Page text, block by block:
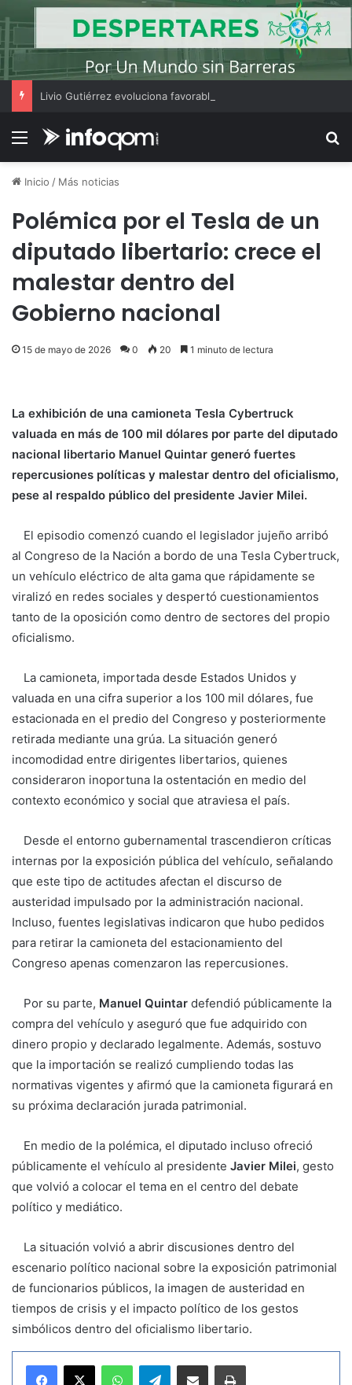
Menú
Inicio / Más noticias
Polémica por el Tesla de un
diputado libertario: crece el
malestar dentro del
Gobierno nacional
15 de mayo de 2026 0 20 1 minuto de lectura
La exhibición de una camioneta Tesla Cybertruck
valuada en más de 100 mil dólares por parte del diputado
nacional libertario Manuel Quintar generó fuertes
repercusiones políticas y malestar dentro del oficialismo,
pese al respaldo público del presidente Javier Milei.
El episodio comenzó cuando el legislador jujeño arribó
al Congreso de la Nación a bordo de una Tesla Cybertruck,
un vehículo eléctrico de alta gama que rápidamente se
viralizó en redes sociales y despertó cuestionamientos
tanto de la oposición como dentro de sectores del propio
oficialismo.
La camioneta, importada desde Estados Unidos y
valuada en una cifra superior a los 100 mil dólares, fue
estacionada en el predio del Congreso y posteriormente
retirada mediante una grúa. La situación generó
incomodidad entre dirigentes libertarios, quienes
consideraron inoportuna la ostentación en medio del
contexto económico y social que atraviesa el país.
Desde el entorno gubernamental trascendieron críticas
internas por la exposición pública del vehículo, señalando
que este tipo de actitudes afectan el discurso de
austeridad impulsado por la administración nacional.
Incluso, fuentes legislativas indicaron que hubo pedidos
para retirar la camioneta del estacionamiento del
Congreso apenas comenzaron las repercusiones.
Por su parte, Manuel Quintar defendió públicamente la
compra del vehículo y aseguró que fue adquirido con
dinero propio y declarado legalmente. Además, sostuvo
que la importación se realizó cumpliendo todas las
normativas vigentes y afirmó que la camioneta figurará en
su próxima declaración jurada patrimonial.
En medio de la polémica, el diputado incluso ofreció
públicamente el vehículo al presidente Javier Milei, gesto
que volvió a colocar el tema en el centro del debate
político y mediático.
La situación volvió a abrir discusiones dentro del
escenario político nacional sobre la exposición patrimonial
de funcionarios públicos, la imagen de austeridad en
tiempos de crisis y el impacto político de los gestos
simbólicos dentro del oficialismo libertario.
Telegram